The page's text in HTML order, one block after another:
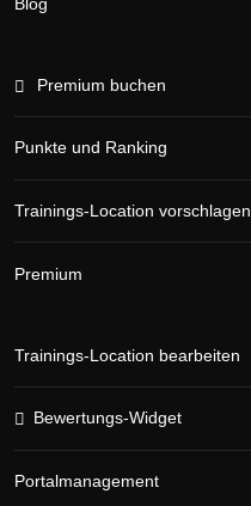
Premium buchen
Punkte und Ranking
Trainings-Location vorschlagen
Premium
Trainings-Location bearbeiten
Bewertungs-Widget
Portalmanagement